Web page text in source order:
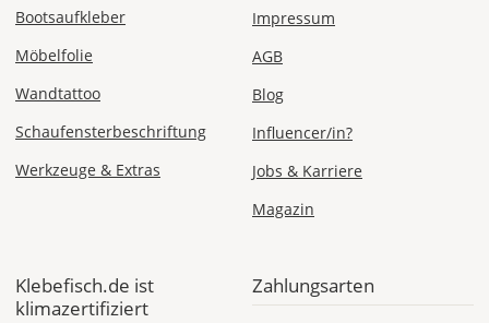
Bootsaufkleber
Möbelfolie
Wandtattoo
Schaufensterbeschriftung
Werkzeuge & Extras
Impressum
AGB
Blog
Influencer/in?
Jobs & Karriere
Magazin
Klebefisch.de ist
klimazertifiziert
Zahlungsarten